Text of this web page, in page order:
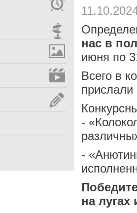
нас в
июня по
Всего в
прислали
-
-
на лугах